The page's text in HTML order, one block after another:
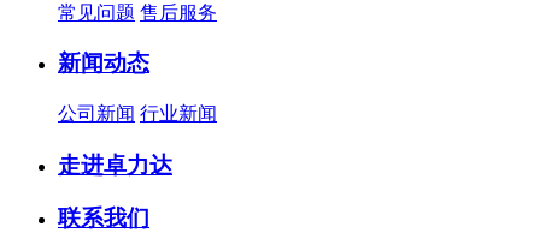
常见问题 售后服务
新闻动态
公司新闻 行业新闻
走进卓力达
联系我们